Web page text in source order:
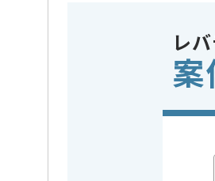
レバテックでの実績があ
ご経験と実績に応じてス
新しいアイディアや技術
レ
案